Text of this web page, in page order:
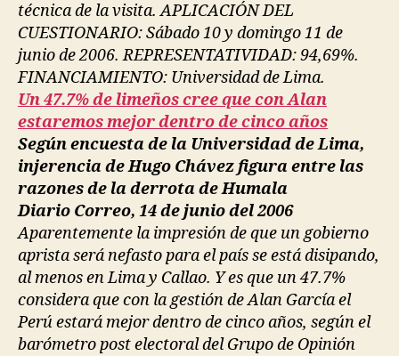
técnica de la visita. APLICACIÓN DEL
CUESTIONARIO: Sábado 10 y domingo 11 de
junio de 2006. REPRESENTATIVIDAD: 94,69%.
FINANCIAMIENTO: Universidad de Lima.
Un 47.7% de limeños cree que con Alan
estaremos mejor dentro de cinco años
Según encuesta de la Universidad de Lima,
injerencia de Hugo Chávez figura entre las
razones de la derrota de Humala
Diario Correo, 14 de junio del 2006
Aparentemente la impresión de que un gobierno
aprista será nefasto para el país se está disipando,
al menos en Lima y Callao. Y es que un 47.7%
considera que con la gestión de Alan García el
Perú estará mejor dentro de cinco años, según el
barómetro post electoral del Grupo de Opinión